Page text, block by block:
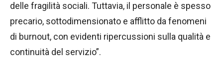
delle fragilità sociali. Tuttavia, il personale è spesso
precario, sottodimensionato e afflitto da fenomeni
di burnout, con evidenti ripercussioni sulla qualità e
continuità del servizio”.